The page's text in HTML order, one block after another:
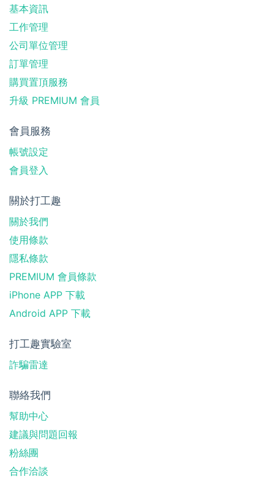
基本資訊
工作管理
公司單位管理
訂單管理
購買置頂服務
升級 PREMIUM 會員
會員服務
帳號設定
會員登入
關於打工趣
關於我們
使用條款
隱私條款
PREMIUM 會員條款
iPhone APP 下載
Android APP 下載
打工趣實驗室
詐騙雷達
聯絡我們
幫助中心
建議與問題回報
粉絲團
合作洽談